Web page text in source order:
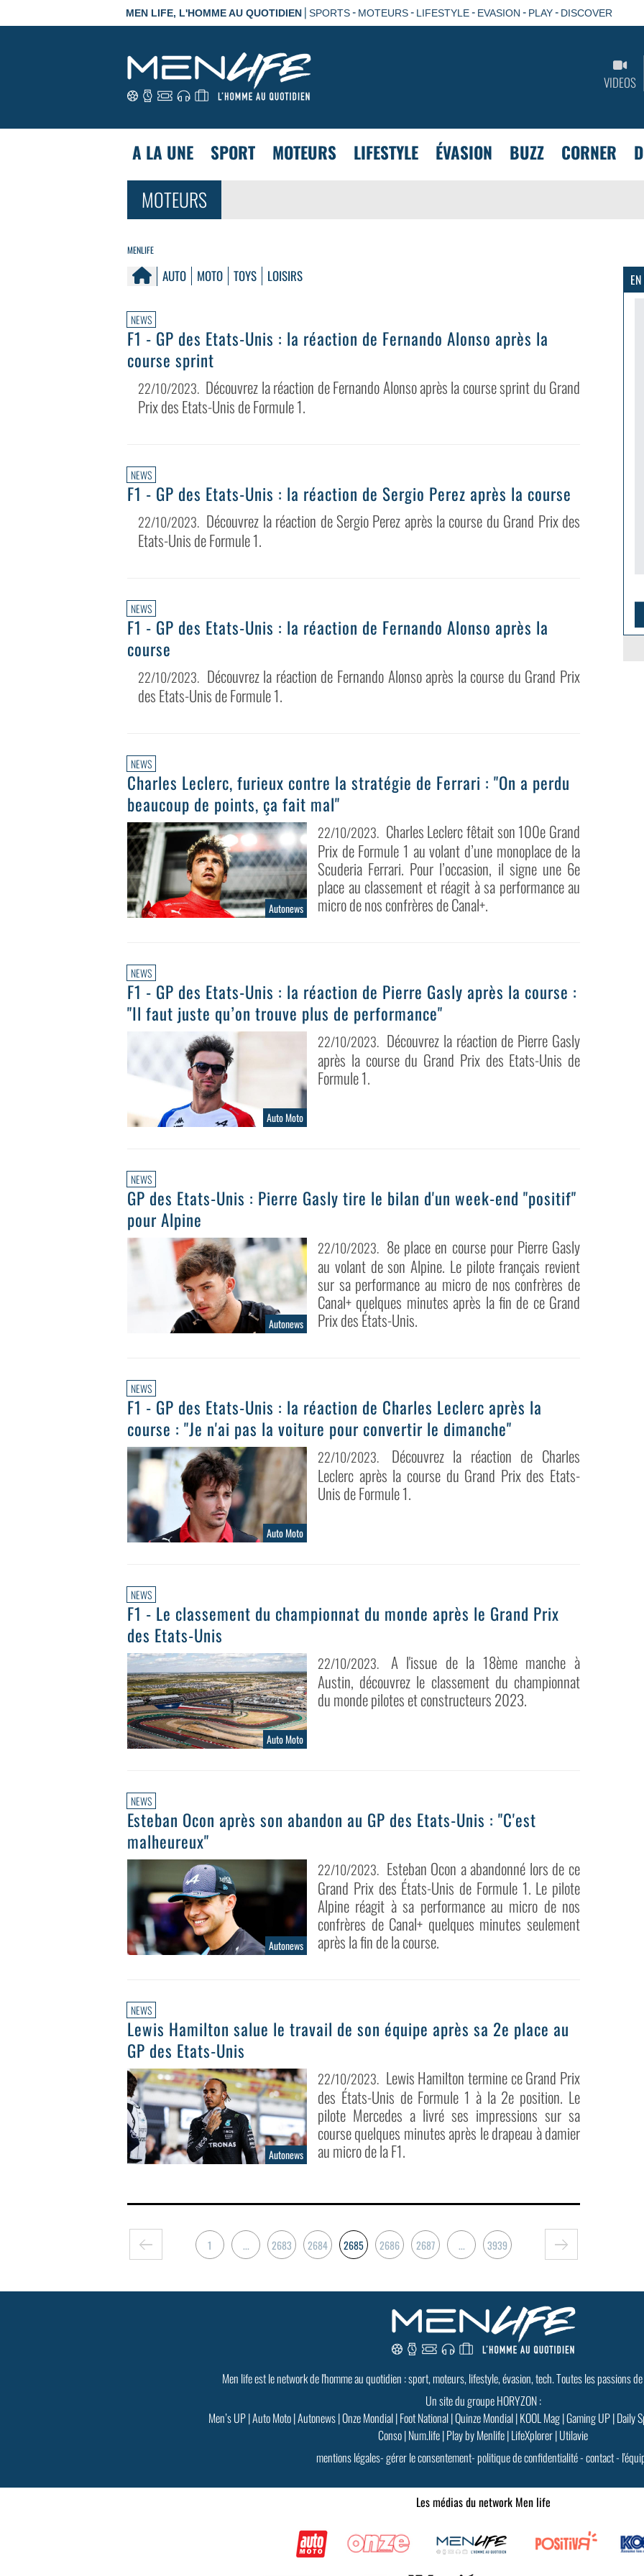
MEN LIFE, L'HOMME AU QUOTIDIEN | SPORTS- MOTEURS- LIFESTYLE- EVASION - PLAY- DISCOVER
VIDEOS
A LA UNE SPORT MOTEURS LIFESTYLE ÉVASION BUZZ CORNER
MOTEURS
MENLIFE
AUTO MOTO TOYS LOISIRS
NEWS
F1 - GP des Etats-Unis : la réaction de Fernando Alonso après la
course sprint
22/10/2023. Découvrez la réaction de Fernando Alonso après la course sprint du Grand
Prix des Etats-Unis de Formule 1.
NEWS
F1 - GP des Etats-Unis : la réaction de Sergio Perez après la course
22/10/2023. Découvrez la réaction de Sergio Perez après la course du Grand Prix des
Etats-Unis de Formule 1.
NEWS
F1 - GP des Etats-Unis : la réaction de Fernando Alonso après la
course
22/10/2023. Découvrez la réaction de Fernando Alonso après la course du Grand Prix
des Etats-Unis de Formule 1.
NEWS
Charles Leclerc, furieux contre la stratégie de Ferrari : "On a perdu
beaucoup de points, ça fait mal"
Autonews
22/10/2023. Charles Leclerc fêtait son 100e Grand
Prix de Formule 1 au volant d’une monoplace de la
Scuderia Ferrari. Pour l’occasion, il signe une 6e
place au classement et réagit à sa performance au
micro de nos confrères de Canal+.
NEWS
F1 - GP des Etats-Unis : la réaction de Pierre Gasly après la course :
"Il faut juste qu’on trouve plus de performance"
Auto Moto
22/10/2023. Découvrez la réaction de Pierre Gasly
après la course du Grand Prix des Etats-Unis de
Formule 1.
NEWS
GP des Etats-Unis : Pierre Gasly tire le bilan d'un week-end "positif"
pour Alpine
Autonews
22/10/2023. 8e place en course pour Pierre Gasly
au volant de son Alpine. Le pilote français revient
sur sa performance au micro de nos confrères de
Canal+ quelques minutes après la fin de ce Grand
Prix des États-Unis.
NEWS
F1 - GP des Etats-Unis : la réaction de Charles Leclerc après la
course : "Je n'ai pas la voiture pour convertir le dimanche"
Auto Moto
22/10/2023.
Découvrez la réaction de Charles
Leclerc après la course du Grand Prix des Etats-
Unis de Formule 1.
NEWS
F1 - Le classement du championnat du monde après le Grand Prix
des Etats-Unis
Auto Moto
22/10/2023.
A l'issue de la 18ème manche à
Austin, découvrez le classement du championnat
du monde pilotes et constructeurs 2023.
NEWS
Esteban Ocon après son abandon au GP des Etats-Unis : "C'est
malheureux"
Autonews
22/10/2023. Esteban Ocon a abandonné lors de ce
Grand Prix des États-Unis de Formule 1. Le pilote
Alpine réagit à sa performance au micro de nos
confrères de Canal+ quelques minutes seulement
après la fin de la course.
NEWS
Lewis Hamilton salue le travail de son équipe après sa 2e place au
GP des Etats-Unis
Autonews
22/10/2023. Lewis Hamilton termine ce Grand Prix
des États-Unis de Formule 1 à la 2e position. Le
pilote Mercedes a livré ses impressions sur sa
course quelques minutes après le drapeau à damier
au micro de la F1.
1 ... 2683 2684 2685 2686 2687 ... 3939
Men life est le network de l'homme au quotidien : sport, moteurs, lifestyle, évasion, tech. Toutes les passions
Un site du groupe HORYZON :
Men’s UP|Auto Moto|Autonews|Onze Mondial|Foot National|Quinze Mondial|KOOL Mag|Gaming UP|Daily
Conso|Num.life|Play by Menlife|LifeXplorer|Utilavie
mentions légales-gérer le consentement-politique de confidentialité-contact-
Les médias du network Men life